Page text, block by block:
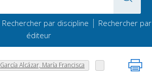
Rechercher par discipline | Rechercher par
éditeur
García Alcázar, María Francisca